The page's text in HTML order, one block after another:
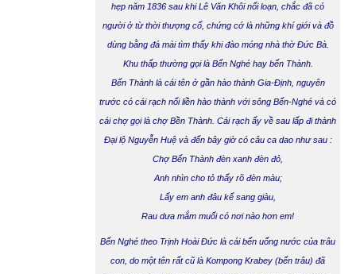
hẹp năm 1836 sau khi Lê Văn Khôi nổi loạn, chắc đã có
người ở từ thời thượng cổ, chứng cớ là những khí giới và đồ
dùng bằng đá mài tìm thấy khi đào móng nhà thờ Đức Bà.
Khu thấp thường gọi là Bến Nghé hay bến Thành.
Bến Thành là cái tên ở gần hào thành Gia-Định, nguyên
trước có cái rạch nối liền hào thành với sông Bến-Nghé và có
cái chợ gọi là chợ Bền Thành. Cái rạch ấy về sau lấp đi thành
Đại lộ Nguyễn Huệ và đến bây giờ có câu ca dao như sau :
Chợ Bến Thành đèn xanh đèn đỏ,
Anh nhìn cho tỏ thấy rõ đèn màu;
Lấy em anh đâu kể sang giàu,
Rau dưa mắm muối có nơi nào hơn em!
Bến Nghé theo Trịnh Hoài Đức là cái bến uống nước của trâu
con, do một tên rất cũ là Kompong Krabey (bến trâu) đã